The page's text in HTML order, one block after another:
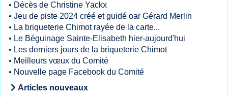
• Décès de Christine Yackx
• Jeu de piste 2024 créé et guidé oar Gérard Merlin
• La briqueterie Chimot rayée de la carte...
• Le Béguinage Sainte-Elisabeth hier-aujourd'hui
• Les derniers jours de la briqueterie Chimot
• Meilleurs vœux du Comité
• Nouvelle page Facebook du Comité
Articles nouveaux